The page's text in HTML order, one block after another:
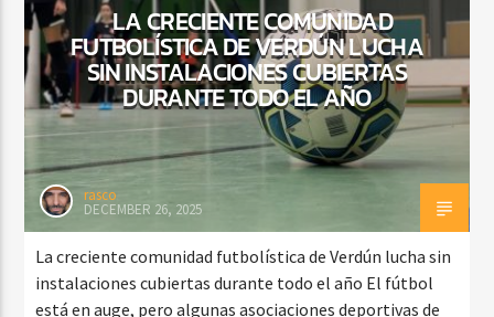
LA CRECIENTE COMUNIDAD
FUTBOLÍSTICA DE VERDÚN LUCHA
SIN INSTALACIONES CUBIERTAS
DURANTE TODO EL AÑO
rasco
DECEMBER 26, 2025
La creciente comunidad futbolística de Verdún lucha sin
instalaciones cubiertas durante todo el año El fútbol
está en auge, pero algunas asociaciones deportivas de